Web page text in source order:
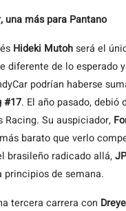
una más para Pantano
Hideki Mutohserá el
diferente de lo esperado
podrían haberse
#17. El año pasado,
Su auspiciador,
barato que verlo
brasileño radicado allá,
principios de semana.
tercera carrera con